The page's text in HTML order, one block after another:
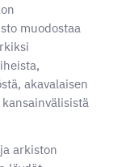
muodostaa
akavalaisen
arkiston